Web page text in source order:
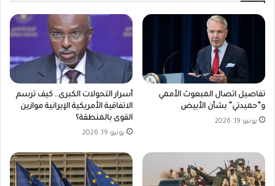
تفاصيل اتصال المبعوث الأممي
و”حميدتي” بشأن الأبيض
يونيو 19, 2026
أسرار التحولات الكبرى.. كيف ترسم
الاتفاقية الأمريكية الإيرانية موازين
القوى بالمنطقة؟
يونيو 19, 2026